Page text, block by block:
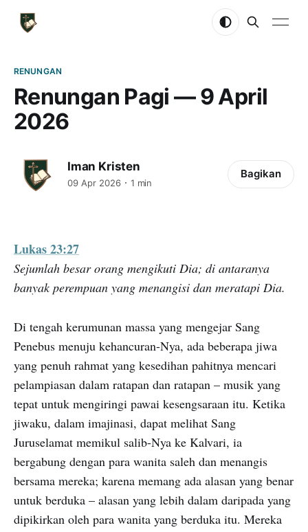
RENUNGAN
Renungan Pagi — 9 April
2026
Iman Kristen
09 Apr 2026 1 min
Bagikan
Lukas 23:27
Sejumlah besar orang mengikuti Dia; di antaranya
banyak perempuan yang menangisi dan meratapi Dia.
Di tengah kerumunan massa yang mengejar Sang
Penebus menuju kehancuran-Nya, ada beberapa jiwa
yang penuh rahmat yang kesedihan pahitnya mencari
pelampiasan dalam ratapan dan ratapan – musik yang
tepat untuk mengiringi pawai kesengsaraan itu. Ketika
jiwaku, dalam imajinasi, dapat melihat Sang
Juruselamat memikul salib-Nya ke Kalvari, ia
bergabung dengan para wanita saleh dan menangis
bersama mereka; karena memang ada alasan yang benar
untuk berduka – alasan yang lebih dalam daripada yang
dipikirkan oleh para wanita yang berduka itu. Mereka